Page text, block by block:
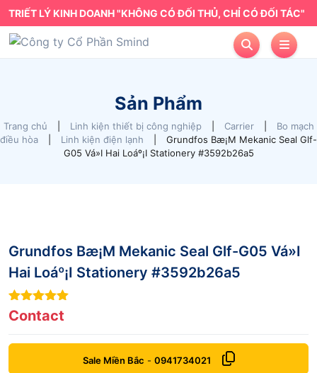
TRIẾT LÝ KINH DOANH "KHÔNG CÓ ĐỐI THỦ, CHỈ CÓ ĐỐI TÁC"
Sản Phẩm
Trang chủ Linh kiện thiết bị công nghiệp Carrier
Bo mạch
điều hòa
Linh kiện điện lạnh
Grundfos Bæ¡M Mekanic Seal Glf-
G05 Vá»I Hai Loáº¡I Stationery #3592b26a5
Grundfos Bæ¡M Mekanic Seal Glf-G05 Vá»I
Hai Loáº¡I Stationery #3592b26a5
9out of 5
Contact
Sale Miền Bắc - 0941734021